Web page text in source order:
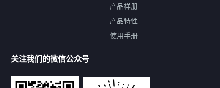
提交您的需求，免费获取产品资料
--亦可拨打我们的24小时服务咨询热线--
13912479193
产品样册
产品特性
使用手册
关注我们的微信公众号